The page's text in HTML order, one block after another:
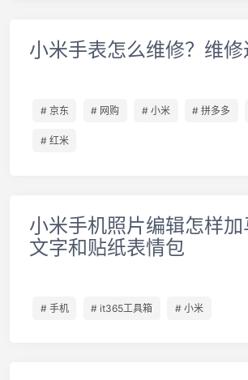
小米手表怎么维修？维
# 京东 # 网购 # 小米 # 拼多多
# 红米
小米手机照片编辑怎样
文字和贴纸表情包
# 手机 # it365工具箱 # 小米